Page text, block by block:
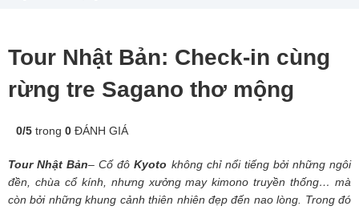
Tour Nhật Bản: Check-in cùng
rừng tre Sagano thơ mộng
0/5 trong 0 ĐÁNH GIÁ
Tour Nhật Bản– Cố đôKyoto không chỉ nổi tiếng bởi những ngôi
đền, chùa cổ kính, nhưng xưởng may kimono truyền thống… mà
còn bởi những khung cảnh thiên nhiên đẹp đến nao lòng. Trong đó